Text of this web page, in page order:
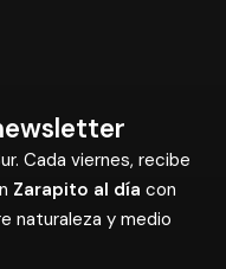
Cada viernes, recibe
Zarapito al día con
naturaleza y medio